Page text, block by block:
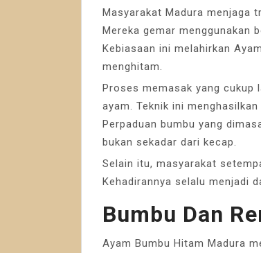
Masyarakat Madura menjaga
Mereka gemar menggunakan
Kebiasaan ini melahirkan
menghitam.
Proses memasak yang cukup
ayam. Teknik ini
Perpaduan bumbu yang
bukan sekadar dari kecap.
Selain itu, masyarakat
Kehadirannya selalu menjadi
Bumbu Dan
Ayam Bumbu Hitam Madura